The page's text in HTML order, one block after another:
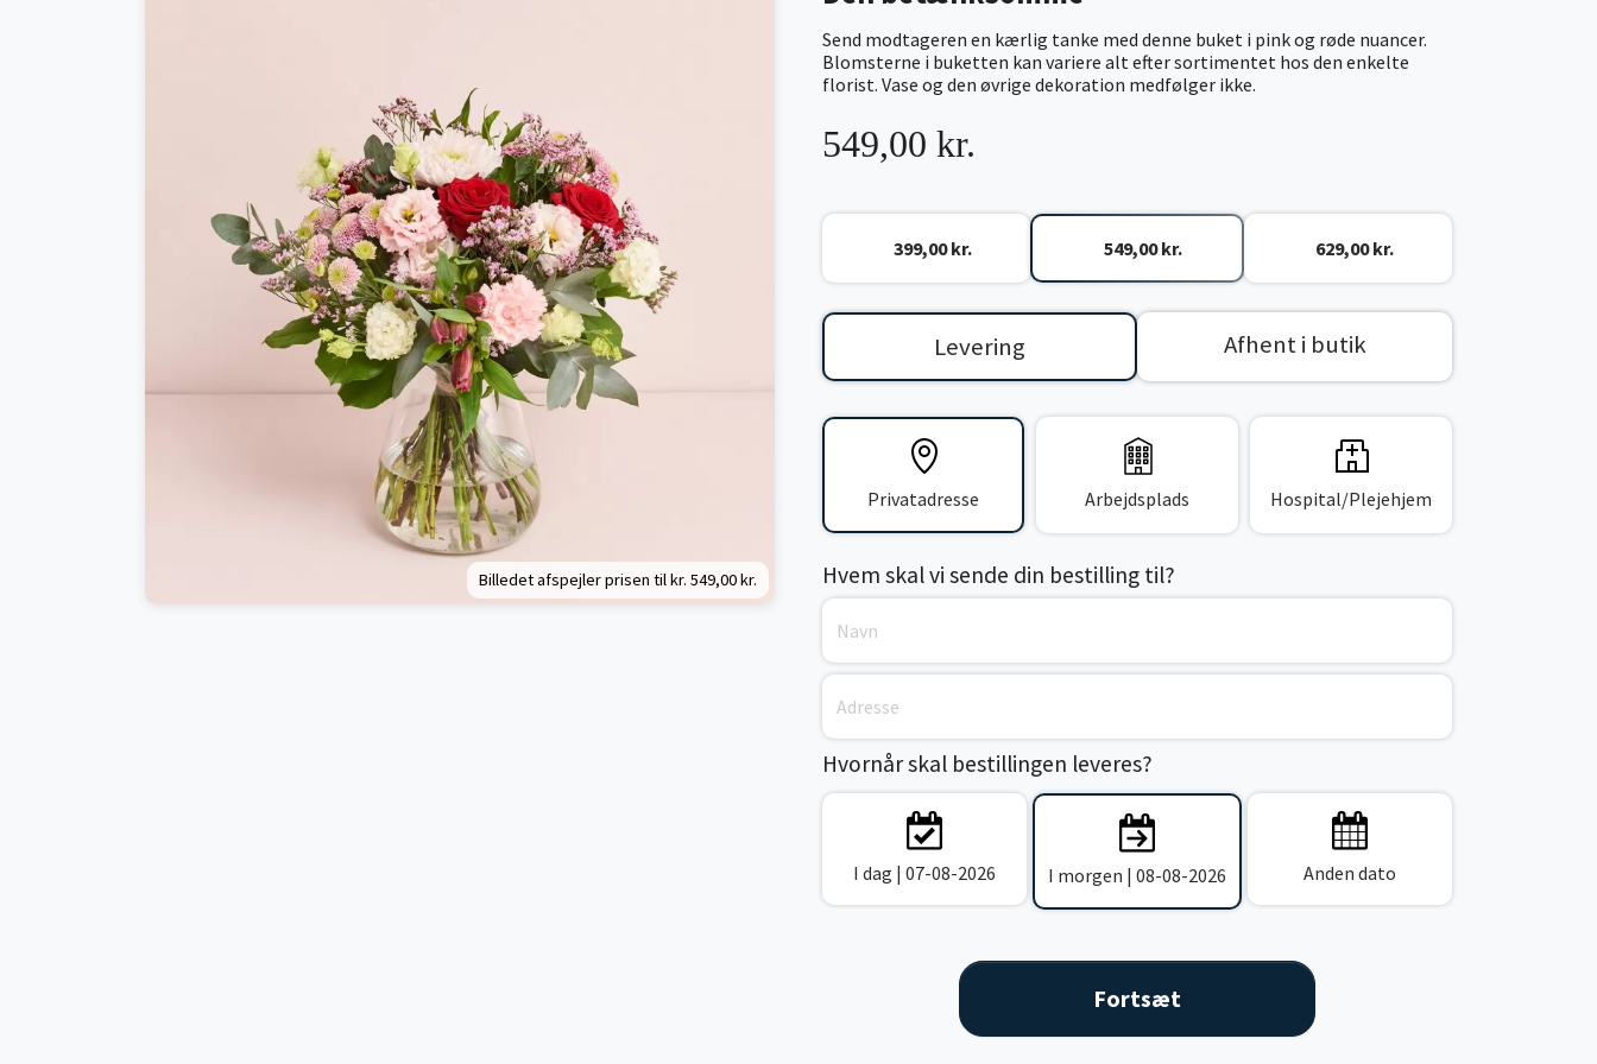
Billedet afspejler prisen til kr. 549,00 kr.
Send modtageren en kærlig tanke med denne buket i pink og røde nuancer.
Blomsterne i buketten kan variere alt efter sortimentet hos den enkelte
florist. Vase og den øvrige dekoration medfølger ikke.
549,00 kr.
399,00 kr. 549,00 kr. 629,00 kr.
Levering Afhent i butik
Privatadresse Arbejdsplads Hospital/Plejehjem
Hvem skal vi sende din bestilling til?
Hvornår skal bestillingen leveres?
I dag | 07-08-2026 I morgen | 08-08-2026 Anden dato